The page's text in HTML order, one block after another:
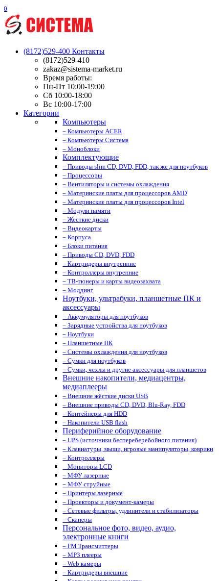
0
(8172)529-400 Контакты
(8172)529-410
zakaz@sistema-market.ru
Время работы:
Пн-Пт 10:00-19:00
Сб 10:00-18:00
Вс 10:00-17:00
Категории
Компьютеры
– Компьютеры ACER
– Компьютеры Система
– Моноблоки
Комплектующие
– Приводы slim CD, DVD, FDD, так же для ноутбуков
– Процессоры
– Вентиляторы и системы охлаждения
– Материнские платы для процессоров AMD
– Материнские платы для процессоров Intel
– Модули памяти
– Жесткие диски
– Видеокарты
– Корпуса
– Блоки питания
– Приводы CD, DVD, FDD
– Картридеры внутренние
– Контроллеры внутренние
– ТВ-тюнеры и карты видеозахвата
– Моддинг
Ноутбуки, ультрабуки, планшетные ПК и
аксессуары
– Аккумуляторы для ноутбуков
– Зарядные устройства для ноутбуков
– Ноутбуки
– Планшетные ПК
– Системы охлаждения для ноутбуков
– Сумки для ноутбуков
– Сумки, чехлы и другие аксессуары для планшетов
Внешние накопители, медиацентры,
медиаплееры
– Внешние жёсткие диски USB
– Внешние приводы CD, DVD, Blu-Ray, FDD
– Контейнеры для HDD
– Накопители USB flash
Периферийное оборудование
– UPS (источники беспереберебойного питания)
– Клавиатуры, мыши, игровые манипуляторы, коврики
– Контроллеры
– Мониторы LCD
– МФУ лазерные
– МФУ струйные
– Принтеры лазерные
– Проекторы и документ-камеры
– Сетевые фильтры, удлинители и стабилизаторы
– Сканеры
Персональное фото, видео, аудио,
электронные книги
– FM Трансмиттеры
– MP3 плееры
– Web камеры
– Картридеры внешние